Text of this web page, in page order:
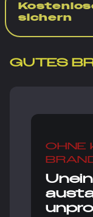
sichern
GUTES
OHNE